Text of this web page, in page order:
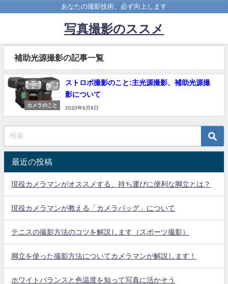
あなたの撮影技術、必ず向上します
写真撮影のススメ
補助光源撮影の記事一覧
カメラのこと
ストロボ撮影のこと:主光源撮影、補助光源撮
影について
2020年6月8日
最近の投稿
現役カメラマンがオススメする、持ち運びに便利な脚立とは？
現役カメラマンが教える「カメラバッグ」について
テニスの撮影方法のコツを解説します（スポーツ撮影）
脚立を使った撮影方法についてカメラマンが解説します！
ホワイトバランスと色温度を知って写真に活かそう